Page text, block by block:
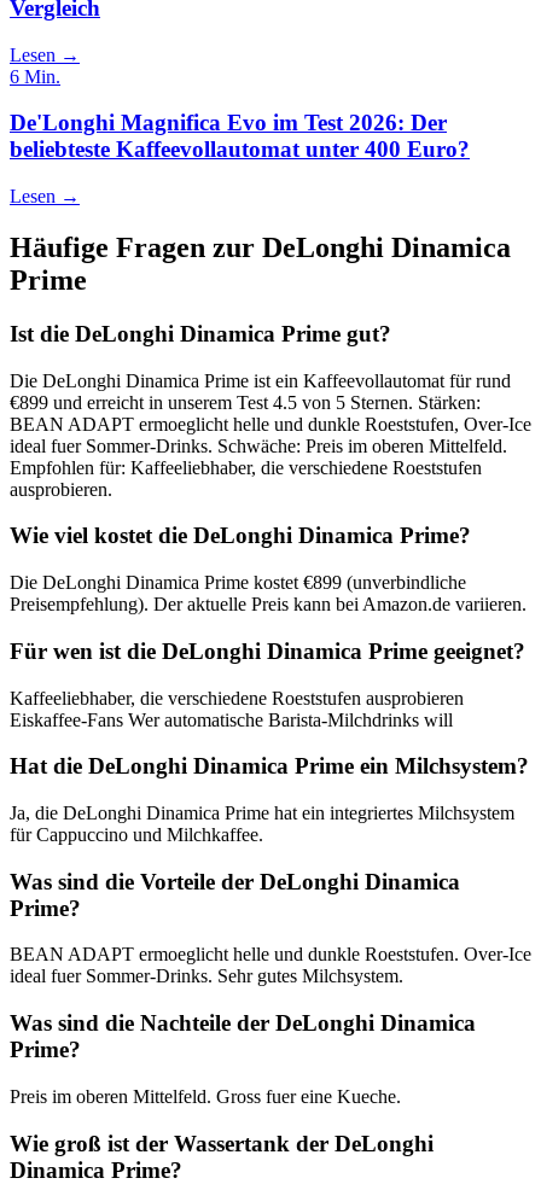
Vergleich
Lesen →
6 Min.
De'Longhi Magnifica Evo im Test 2026: Der
beliebteste Kaffeevollautomat unter 400 Euro?
Lesen →
Häufige Fragen zur DeLonghi Dinamica
Prime
Ist die DeLonghi Dinamica Prime gut?
Die DeLonghi Dinamica Prime ist ein Kaffeevollautomat für rund
€899 und erreicht in unserem Test 4.5 von 5 Sternen. Stärken:
BEAN ADAPT ermoeglicht helle und dunkle Roeststufen, Over-Ice
ideal fuer Sommer-Drinks. Schwäche: Preis im oberen Mittelfeld.
Empfohlen für: Kaffeeliebhaber, die verschiedene Roeststufen
ausprobieren.
Wie viel kostet die DeLonghi Dinamica Prime?
Die DeLonghi Dinamica Prime kostet €899 (unverbindliche
Preisempfehlung). Der aktuelle Preis kann bei Amazon.de variieren.
Für wen ist die DeLonghi Dinamica Prime geeignet?
Kaffeeliebhaber, die verschiedene Roeststufen ausprobieren
Eiskaffee-Fans Wer automatische Barista-Milchdrinks will
Hat die DeLonghi Dinamica Prime ein Milchsystem?
Ja, die DeLonghi Dinamica Prime hat ein integriertes Milchsystem
für Cappuccino und Milchkaffee.
Was sind die Vorteile der DeLonghi Dinamica
Prime?
BEAN ADAPT ermoeglicht helle und dunkle Roeststufen. Over-Ice
ideal fuer Sommer-Drinks. Sehr gutes Milchsystem.
Was sind die Nachteile der DeLonghi Dinamica
Prime?
Preis im oberen Mittelfeld. Gross fuer eine Kueche.
Wie groß ist der Wassertank der DeLonghi
Dinamica Prime?